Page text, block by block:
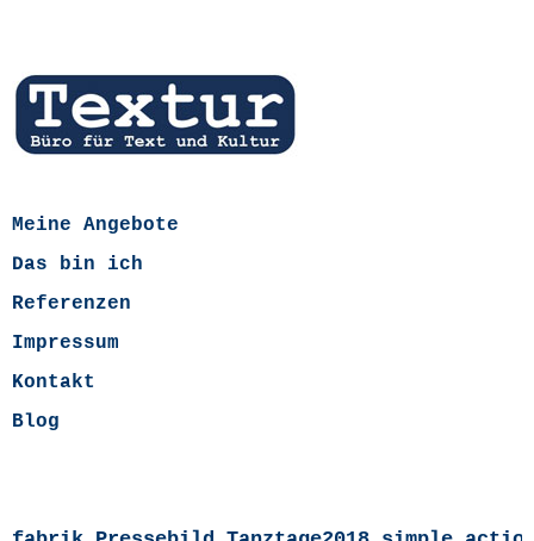
Meine Angebote
Das bin ich
Referenzen
Impressum
Kontakt
Blog